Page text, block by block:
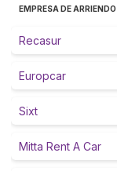
EMPRESA DE ARRIENDO
Recasur
Europcar
Sixt
Mitta Rent A Car